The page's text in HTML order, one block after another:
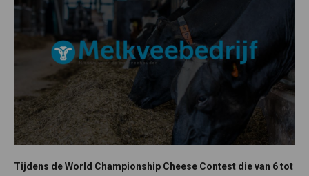
Tijdens de World Championship Cheese Contest die van 6 tot